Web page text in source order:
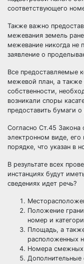
соответствующего
Также важно
межевания земель
межевание никогда не
заявление о
Все предоставляемые
межевой план, а также
собственности,
возникали споры
предоставить бумаги
Согласно Ст.45 Закона
электронном виде, его
порядке, что указан в
В результате всех
инстанциях будут
сведениях идет речь?
Положение
номер и
Площадь, а
расположенных
Номера смежных
Дополнительные